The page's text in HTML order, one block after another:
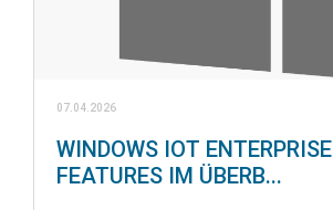
07.04.2026
WINDOWS IOT ENTERPRISE
FEATURES IM ÜBERB...